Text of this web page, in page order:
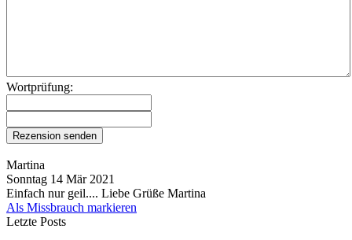
Wortprüfung:
Martina
Sonntag 14 Mär 2021
Einfach nur geil.... Liebe Grüße Martina
Als Missbrauch markieren
Letzte Posts